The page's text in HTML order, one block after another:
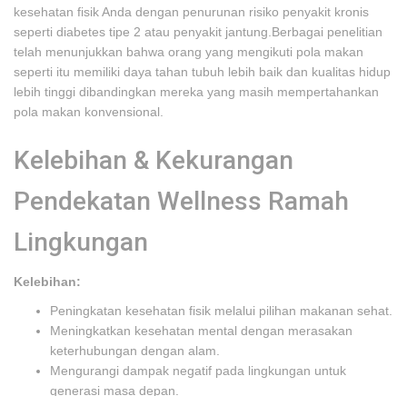
kesehatan fisik Anda dengan penurunan risiko penyakit kronis
seperti diabetes tipe 2 atau penyakit jantung.Berbagai penelitian
telah menunjukkan bahwa orang yang mengikuti pola makan
seperti itu memiliki daya tahan tubuh lebih baik dan kualitas hidup
lebih tinggi dibandingkan mereka yang masih mempertahankan
pola makan konvensional.
Kelebihan & Kekurangan
Pendekatan Wellness Ramah
Lingkungan
Kelebihan:
Peningkatan kesehatan fisik melalui pilihan makanan sehat.
Meningkatkan kesehatan mental dengan merasakan
keterhubungan dengan alam.
Mengurangi dampak negatif pada lingkungan untuk
generasi masa depan.